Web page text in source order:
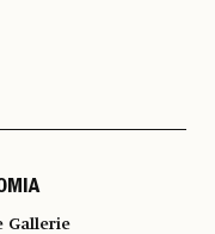
Gallerie